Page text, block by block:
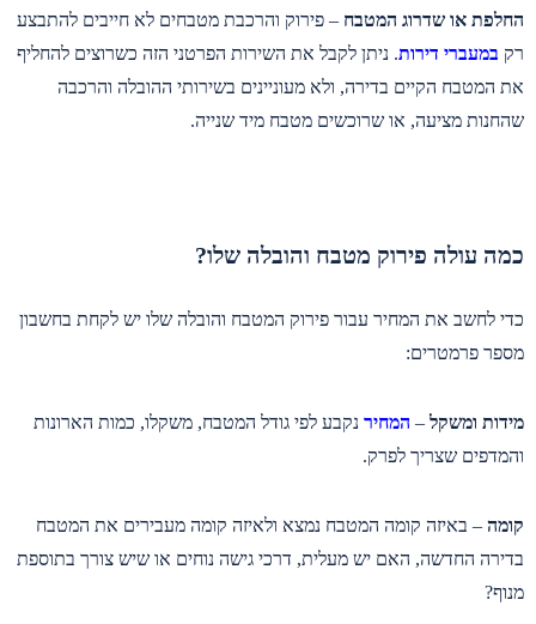
החלפת או שדרוג המטבח – פירוק והרכבת מטבחים לא חייבים להתבצע
רק במעברי דירות. ניתן לקבל את השירות הפרטני הזה כשרוצים להחליף
את המטבח הקיים בדירה, ולא מעוניינים בשירותי ההובלה והרכבה
שהחנות מציעה, או שרוכשים מטבח מיד שנייה.
כמה עולה פירוק מטבח והובלה שלו?
כדי לחשב את המחיר עבור פירוק המטבח והובלה שלו יש לקחת בחשבון
מספר פרמטרים:
מידות ומשקל – המחיר נקבע לפי גודל המטבח, משקלו, כמות הארונות
והמדפים שצריך לפרק.
קומה – באיזה קומה המטבח נמצא ולאיזה קומה מעבירים את המטבח
בדירה החדשה, האם יש מעלית, דרכי גישה נוחים או שיש צורך בתוספת
מנוף?